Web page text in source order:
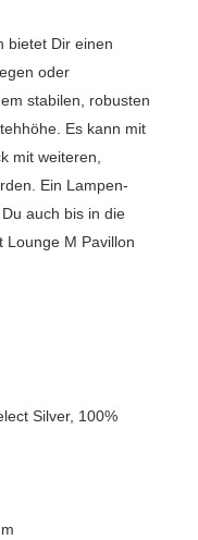
bietet Dir einen
oder
stabilen, robusten
Es kann mit
mit weiteren,
Ein Lampen-
auch bis in die
Lounge M Pavillon
Silver, 100%